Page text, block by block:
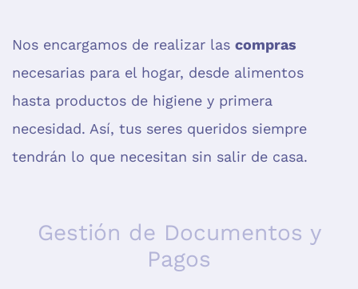
Nos encargamos de realizar las compras
necesarias para el hogar, desde alimentos
hasta productos de higiene y primera
necesidad. Así, tus seres queridos siempre
tendrán lo que necesitan sin salir de casa.
Gestión de Documentos y
Pagos